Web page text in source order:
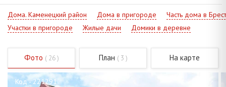
Дома. Каменецкий район Дома в пригороде
Часть дома в
Участки в пригороде
Жилые дачи Домики в деревне
Фото ( 26 ) План ( 3 ) На карте
Код - 221291